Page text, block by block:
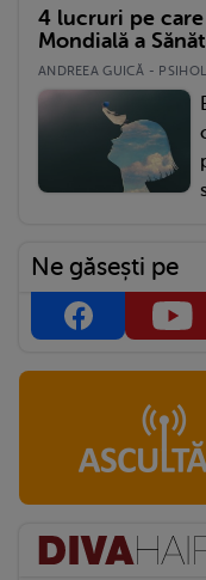
4 lucruri pe
Mondială a
ANDREEA GUICĂ -
Ne găsești pe